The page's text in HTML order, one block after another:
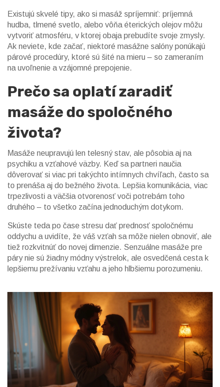
Existujú skvelé tipy, ako si masáž spríjemniť: príjemná
hudba, tlmené svetlo, alebo vôňa éterických olejov môžu
vytvoriť atmosféru, v ktorej obaja prebudíte svoje zmysly.
Ak neviete, kde začať, niektoré masážne salóny ponúkajú
párové procedúry, ktoré sú šité na mieru – so zameraním
na uvoľnenie a vzájomné prepojenie.
Prečo sa oplatí zaradiť
masáže do spoločného
života?
Masáže neupravujú len telesný stav, ale pôsobia aj na
psychiku a vzťahové väzby. Keď sa partneri naučia
dôverovať si viac pri takýchto intímnych chvíľach, často sa
to prenáša aj do bežného života. Lepšia komunikácia, viac
trpezlivosti a väčšia otvorenosť voči potrebám toho
druhého – to všetko začína jednoduchým dotykom.
Skúste teda po čase stresu dať prednosť spoločnému
oddychu a uvidíte, že váš vzťah sa môže nielen obnoviť, ale
tiež rozkvitnúť do novej dimenzie. Senzuálne masáže pre
páry nie sú žiadny módny výstrelok, ale osvedčená cesta k
lepšiemu prežívaniu vzťahu a jeho hlbšiemu porozumeniu.